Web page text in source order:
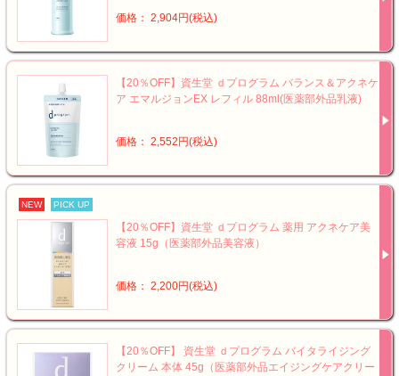
価格： 2,904円(税込)
【20％OFF】資生堂 ｄプログラム バランス＆アクネケ
ア エマルジョンEX レフィル 88ml(医薬部外品乳液)
価格： 2,552円(税込)
NEW PICK UP
【20％OFF】資生堂 ｄプログラム 薬用 アクネケア美
容液 15g（医薬部外品美容液）
価格： 2,200円(税込)
【20％OFF】 資生堂 ｄプログラム バイタライジング
クリーム 本体 45g（医薬部外品エイジングケアクリー